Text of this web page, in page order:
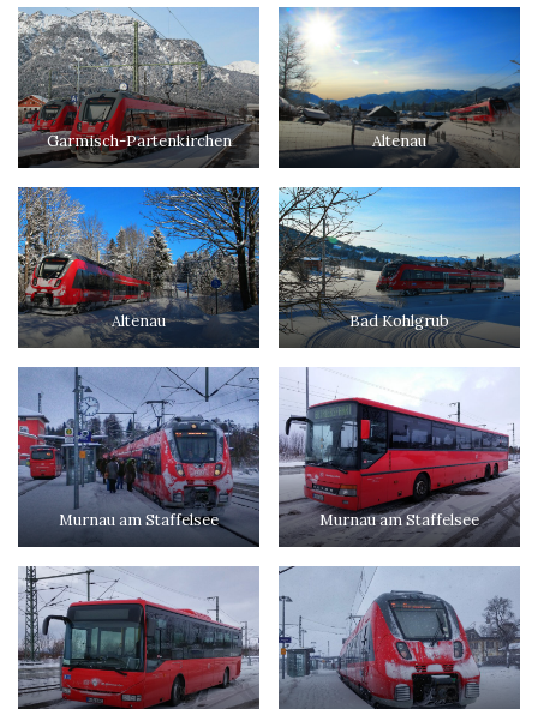
Garmisch-Partenkirchen Altenau
Altenau Bad Kohlgrub
Murnau am Staffelsee Murnau am Staffelsee